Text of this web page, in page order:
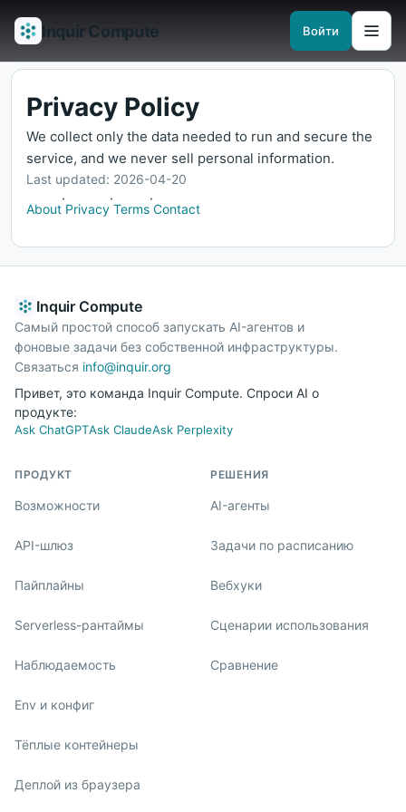
Inquir Compute Войти
ВозможностиAPI-шлюзПайплайны Serverless-рантаймы
Privacy Policy
We collect only the data needed to run and secure the
service, and we never sell personal information.
Last updated: 2026-04-20
About
·
Privacy
·
Terms
·
Contact
Inquir Compute
Самый простой способ запускать AI-агентов и
фоновые задачи без собственной инфраструктуры.
Связаться info@inquir.org
Привет, это команда Inquir Compute. Спроси AI о
продукте:
Ask ChatGPTAsk ClaudeAsk Perplexity
ПРОДУКТ
Возможности
API-шлюз
Пайплайны
Serverless-рантаймы
Наблюдаемость
Env и конфиг
Тёплые контейнеры
Деплой из браузера
РЕШЕНИЯ
AI-агенты
Задачи по расписанию
Вебхуки
Сценарии использования
Сравнение